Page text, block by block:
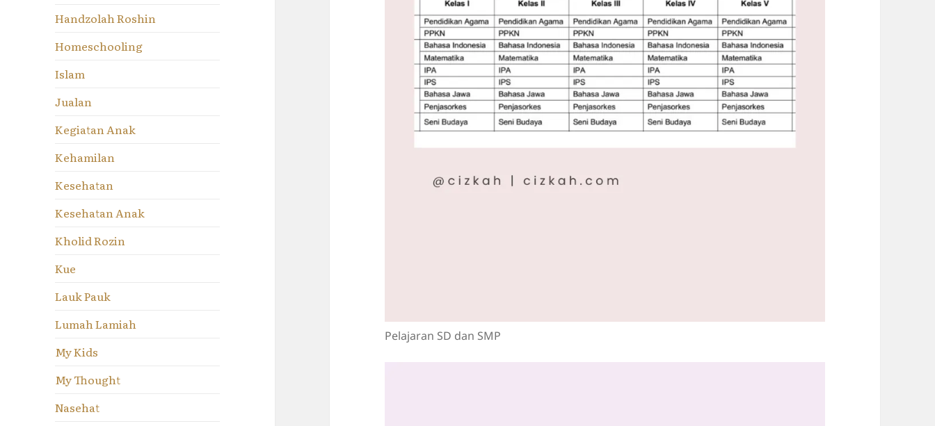
Handzolah Roshin
Homeschooling
Islam
Jualan
Kegiatan Anak
Kehamilan
Kesehatan
Kesehatan Anak
Kholid Rozin
Kue
Lauk Pauk
Lumah Lamiah
My Kids
My Thought
Nasehat
Pelajaran SD dan SMP